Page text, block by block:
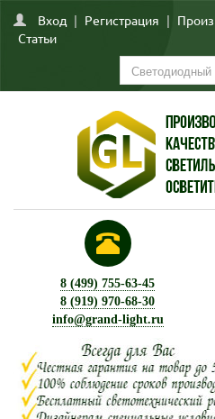
Вход | Регистрация |
Статьи
8 (499) 755-63-45
8 (919) 970-68-30
info@grand-light.ru